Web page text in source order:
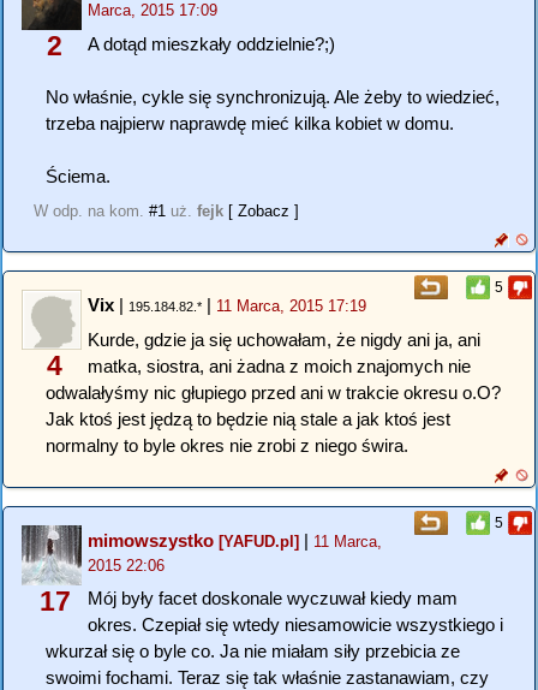
2
Marca, 2015 17:09
A dotąd mieszkały oddzielnie?;)
No właśnie, cykle się synchronizują. Ale żeby to wiedzieć,
trzeba najpierw naprawdę mieć kilka kobiet w domu.
Ściema.
W odp. na kom. #1 uż. fejk [ Zobacz ]
5
4
Vix | 195.184.82.* | 11 Marca, 2015 17:19
Kurde, gdzie ja się uchowałam, że nigdy ani ja, ani
matka, siostra, ani żadna z moich znajomych nie
odwalałyśmy nic głupiego przed ani w trakcie okresu o.O?
Jak ktoś jest jędzą to będzie nią stale a jak ktoś jest
normalny to byle okres nie zrobi z niego świra.
5
17
mimowszystko [YAFUD.pl] | 11 Marca,
2015 22:06
Mój były facet doskonale wyczuwał kiedy mam
okres. Czepiał się wtedy niesamowicie wszystkiego i
wkurzał się o byle co. Ja nie miałam siły przebicia ze
swoimi fochami. Teraz się tak właśnie zastanawiam, czy